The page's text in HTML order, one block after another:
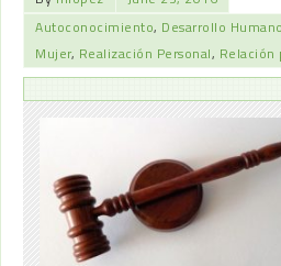
Autoconocimiento, Desarrollo Humano
Mujer, Realización Personal, Relación